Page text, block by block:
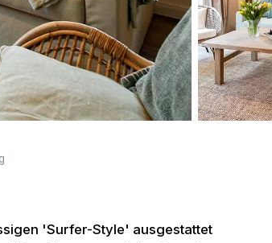
'Surfer-Style' ausgestattet